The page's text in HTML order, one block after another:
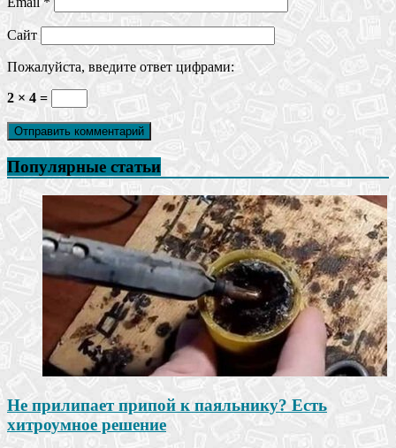
Сайт
Пожалуйста, введите ответ цифрами:
2 × 4 =
Популярные статьи
Не прилипает припой к паяльнику? Есть
хитроумное решение